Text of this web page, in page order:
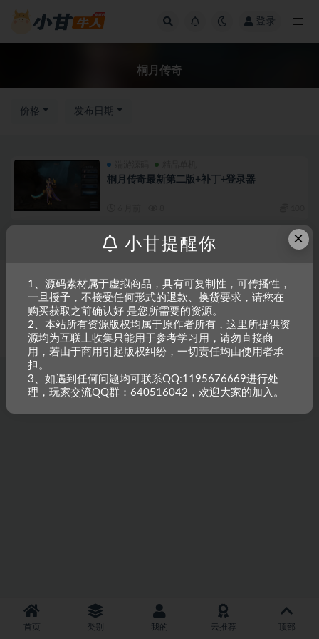
登录
桐月传奇
价格 发布日期
桐月传奇最新第二版+补丁+登录器
Copyright © 2023 小甘牛人资源网 - All rights reserved
粤ICP备2023002201
号-1
本站是一个坚持做精品资源的网站，会长期坚持更新资源，以共享为原则，尊
重原创，如需搬资源请先与站长沟通，恶意搬运封禁账号。
首页 类别 我的 云推荐 顶部
×
小甘提醒你
1、源码素材属于虚拟商品，具有可复制性，可传播性，
一旦授予，不接受任何形式的退款、换货要求，请您在
购买获取之前确认好 是您所需要的资源。
2、本站所有资源版权均属于原作者所有，这里所提供资
源均为互联上收集只能用于参考学习用，请勿直接商
用，若由于商用引起版权纠纷，一切责任均由使用者承
担。
3、如遇到任何问题均可联系QQ:1195676669进行处
理，玩家交流QQ群：640516042，欢迎大家的加入。